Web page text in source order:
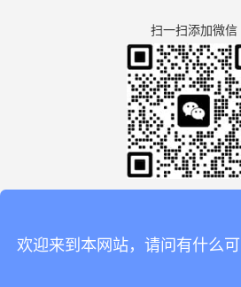
扫一扫添加微信
欢迎来到本网站，请问有什么可